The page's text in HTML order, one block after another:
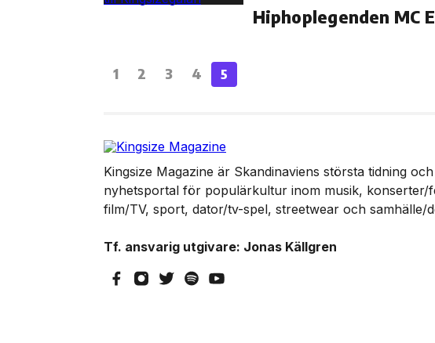
Hiphoplegenden MC
1 2 3 4 5
Kingsize Magazine är Skandinaviens största tidning
nyhetsportal för populärkultur inom musik, konserter/
film/TV, sport, dator/tv-spel, streetwear och samhälle/
Tf. ansvarig utgivare: Jonas Källgren